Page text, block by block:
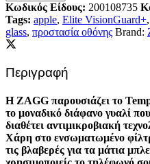
Κωδικός Είδους: 200108735
Tags: apple, Elite VisionGuard+,
glass, προστασία οθόνης Brand:
Περιγραφή
Η ZAGG παρουσιάζει το
το μοναδικό διάφανο γυαλί
διαθέτει αντιμικροβιακή
Χάρη στο ενσωματωμένο
τις βλαβερές για τα μάτια